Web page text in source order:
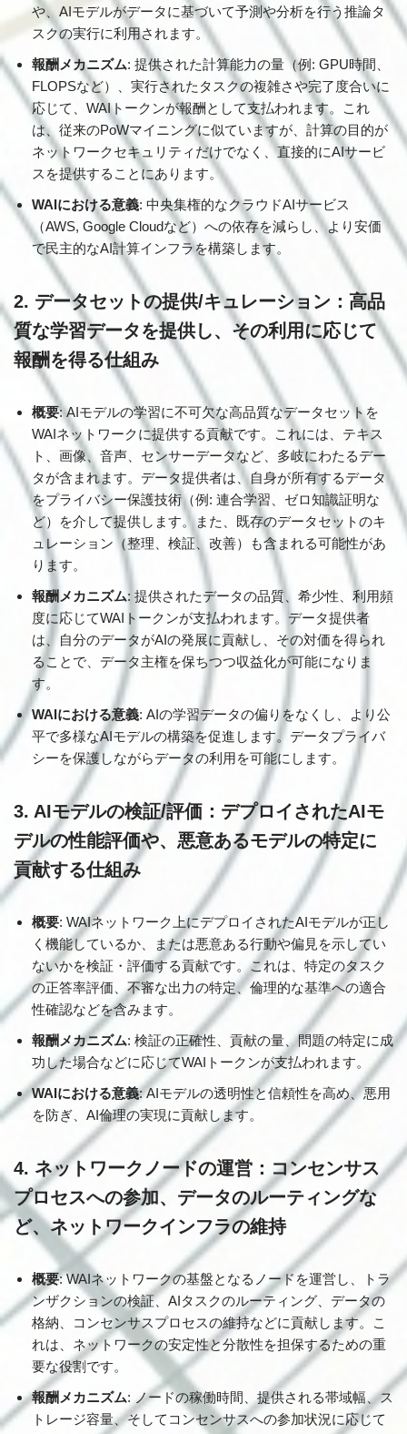
や、AIモデルがデータに基づいて予測や分析を行う推論タ
スクの実行に利用されます。
報酬メカニズム: 提供された計算能力の量（例: GPU時間、
FLOPSなど）、実行されたタスクの複雑さや完了度合いに
応じて、WAIトークンが報酬として支払われます。これ
は、従来のPoWマイニングに似ていますが、計算の目的が
ネットワークセキュリティだけでなく、直接的にAIサービ
スを提供することにあります。
WAIにおける意義: 中央集権的なクラウドAIサービス
（AWS, Google Cloudなど）への依存を減らし、より安価
で民主的なAI計算インフラを構築します。
2. データセットの提供/キュレーション：高品
質な学習データを提供し、その利用に応じて
報酬を得る仕組み
概要: AIモデルの学習に不可欠な高品質なデータセットを
WAIネットワークに提供する貢献です。これには、テキス
ト、画像、音声、センサーデータなど、多岐にわたるデー
タが含まれます。データ提供者は、自身が所有するデータ
をプライバシー保護技術（例: 連合学習、ゼロ知識証明な
ど）を介して提供します。また、既存のデータセットのキ
ュレーション（整理、検証、改善）も含まれる可能性があ
ります。
報酬メカニズム: 提供されたデータの品質、希少性、利用頻
度に応じてWAIトークンが支払われます。データ提供者
は、自分のデータがAIの発展に貢献し、その対価を得られ
ることで、データ主権を保ちつつ収益化が可能になりま
す。
WAIにおける意義: AIの学習データの偏りをなくし、より公
平で多様なAIモデルの構築を促進します。データプライバ
シーを保護しながらデータの利用を可能にします。
3. AIモデルの検証/評価：デプロイされたAIモ
デルの性能評価や、悪意あるモデルの特定に
貢献する仕組み
概要: WAIネットワーク上にデプロイされたAIモデルが正し
く機能しているか、または悪意ある行動や偏見を示してい
ないかを検証・評価する貢献です。これは、特定のタスク
の正答率評価、不審な出力の特定、倫理的な基準への適合
性確認などを含みます。
報酬メカニズム: 検証の正確性、貢献の量、問題の特定に成
功した場合などに応じてWAIトークンが支払われます。
WAIにおける意義: AIモデルの透明性と信頼性を高め、悪用
を防ぎ、AI倫理の実現に貢献します。
4. ネットワークノードの運営：コンセンサス
プロセスへの参加、データのルーティングな
ど、ネットワークインフラの維持
概要: WAIネットワークの基盤となるノードを運営し、トラ
ンザクションの検証、AIタスクのルーティング、データの
格納、コンセンサスプロセスの維持などに貢献します。こ
れは、ネットワークの安定性と分散性を担保するための重
要な役割です。
報酬メカニズム: ノードの稼働時間、提供される帯域幅、ス
トレージ容量、そしてコンセンサスへの参加状況に応じて